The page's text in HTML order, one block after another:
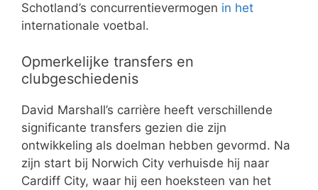
Schotland’s concurrentievermogen in het
internationale voetbal.
Opmerkelijke transfers en
clubgeschiedenis
David Marshall’s carrière heeft verschillende
significante transfers gezien die zijn
ontwikkeling als doelman hebben gevormd. Na
zijn start bij Norwich City verhuisde hij naar
Cardiff City, waar hij een hoeksteen van het